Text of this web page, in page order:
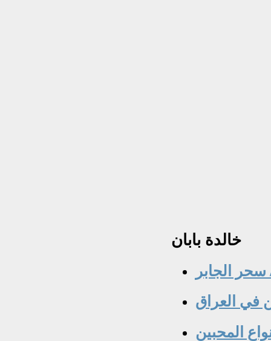
خالدة بابان
سحر الجابر
المحبين